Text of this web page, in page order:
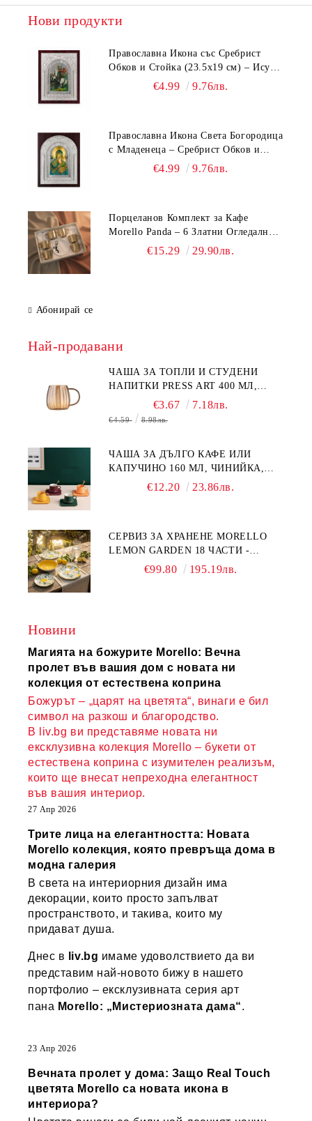
Нови продукти
Православна Икона със Сребрист
Обков и Стойка (23.5х19 см) – Исус
Христос, Св. Георги, Св. Николай
€4.99 9.76лв.
Православна Икона Света Богородица
с Младенеца – Сребрист Обков и
Стойка (23.5х19 см, 6 Модела)
€4.99 9.76лв.
Порцеланов Комплект за Кафе
Morello Panda – 6 Златни Огледални
Чаши с Анаморфно Отражение и
€15.29 29.90лв.
Абонирай се
Най-продавани
ЧАША ЗА ТОПЛИ И СТУДЕНИ
НАПИТКИ PRESS ART 400 МЛ,
БОРОСИЛИКАТНО СТЪКЛО
€3.67 7.18лв.
€4.59 8.98лв.
ЧАША ЗА ДЪЛГО КАФЕ ИЛИ
КАПУЧИНО 160 МЛ, ЧИНИЙКА,
ЛЪЖИЧКА GREEN, ORANGE LOVE
€12.20 23.86лв.
СЕРВИЗ ЗА ХРАНЕНЕ MORELLO
LEMON GARDEN 18 ЧАСТИ -
ПОРЦЕЛАН€99.80 195.19лв.
Новини
Магията на божурите Morello: Вечна
пролет във вашия дом с новата ни
колекция от естествена коприна
Божурът – „царят на цветята“, винаги е бил
символ на разкош и благородство.
В liv.bg ви представяме новата ни
ексклузивна колекция Morello – букети от
естествена коприна с изумителен реализъм,
които ще внесат непреходна елегантност
във вашия интериор.
27 Апр 2026
Трите лица на елегантността: Новата
Morello колекция, която превръща дома в
модна галерия
В света на интериорния дизайн има
декорации, които просто запълват
пространството, и такива, които му
придават душа.
Днес в liv.bg имаме удоволствието да ви
представим най-новото бижу в нашето
портфолио – ексклузивната серия арт
пана Morello: „Мистериозната дама“.
23 Апр 2026
Вечната пролет у дома: Защо Real Touch
цветята Morello са новата икона в
интериора?